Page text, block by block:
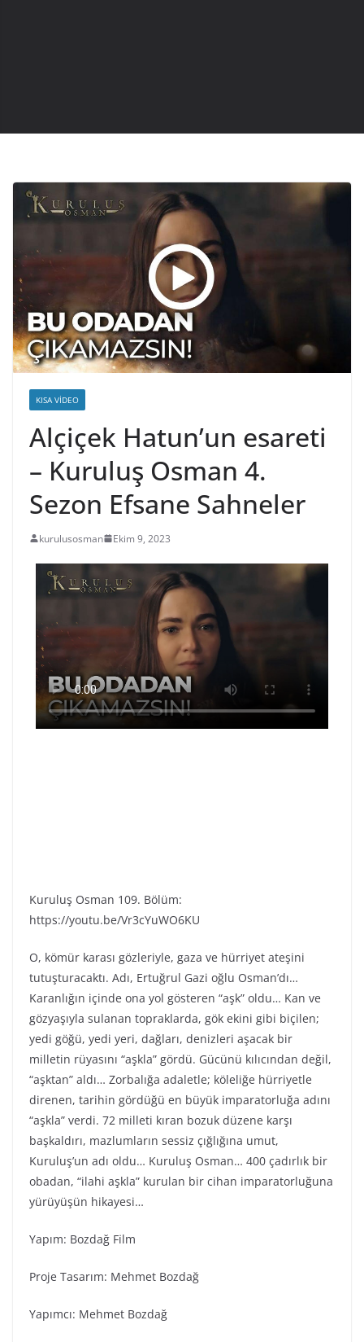
KISA VIDEO
Alçiçek Hatun’un esareti
– Kuruluş Osman 4.
Sezon Efsane Sahneler
kurulusosman Ekim 9, 2023
Kuruluş Osman 109. Bölüm:
https://youtu.be/Vr3cYuWO6KU
O, kömür karası gözleriyle, gaza ve hürriyet ateşini
tutuşturacaktı. Adı, Ertuğrul Gazi oğlu Osman’dı…
Karanlığın içinde ona yol gösteren “aşk” oldu… Kan ve
gözyaşıyla sulanan topraklarda, gök ekini gibi biçilen;
yedi göğü, yedi yeri, dağları, denizleri aşacak bir
milletin rüyasını “aşkla” gördü. Gücünü kılıcından değil,
“aşktan” aldı… Zorbalığa adaletle; köleliğe hürriyetle
direnen, tarihin gördüğü en büyük imparatorluğa adını
“aşkla” verdi. 72 milleti kıran bozuk düzene karşı
başkaldırı, mazlumların sessiz çığlığına umut,
Kuruluş’un adı oldu… Kuruluş Osman… 400 çadırlık bir
obadan, “ilahi aşkla” kurulan bir cihan imparatorluğuna
yürüyüşün hikayesi…
Yapım: Bozdağ Fi̇lm
Proje Tasarım: Mehmet Bozdağ
Yapımcı: Mehmet Bozdağ